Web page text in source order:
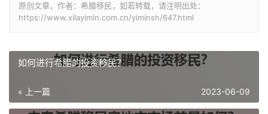
原创文章，作者：希腊移民，如若转载，请注明出处：
https://www.xilayimin.com.cn/yiminsh/647.html
如何进行希腊的投资移民？
« 上一篇 2023-06-09